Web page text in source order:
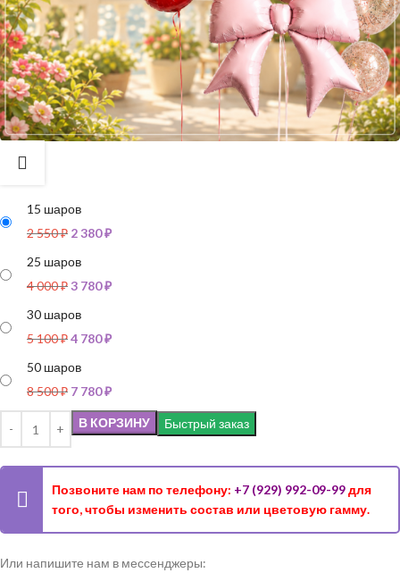
15 шаров
2 550₽ 2 380₽
25 шаров
4 000₽3 780₽
30 шаров
5 100₽4 780₽
50 шаров
8 500₽ 7 780₽
В КОРЗИНУ Быстрый заказ
Позвоните нам по телефону: +7 (929) 992-09-99для
того, чтобы изменить состав или цветовую гамму.
Или напишите нам в мессенджеры: